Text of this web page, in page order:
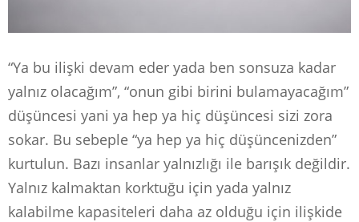
“Ya bu ilişki devam eder yada ben sonsuza kadar
yalnız olacağım”, “onun gibi birini bulamayacağım”
düşüncesi yani ya hep ya hiç düşüncesi sizi zora
sokar. Bu sebeple “ya hep ya hiç düşüncenizden”
kurtulun. Bazı insanlar yalnızlığı ile barışık değildir.
Yalnız kalmaktan korktuğu için yada yalnız
kalabilme kapasiteleri daha az olduğu için ilişkide